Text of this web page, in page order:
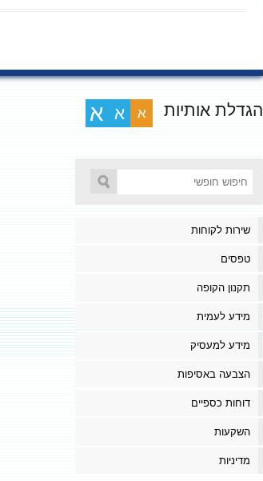
הגדלת אותיות א א א
שירות לקוחות
טפסים
תקנון הקופה
מידע לעמית
מידע למעסיק
הצבעה באסיפות
דוחות כספיים
השקעות
מדיניות